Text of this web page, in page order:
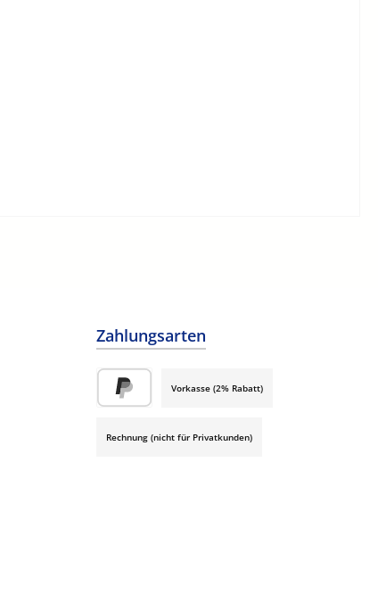
Zahlungsarten
Vorkasse (2% Rabatt)
Rechnung (nicht für Privatkunden)